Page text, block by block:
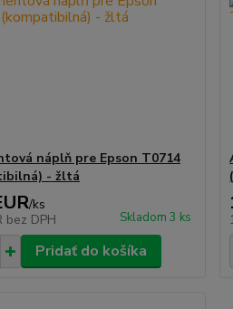
náplň pre Epson T0714
- žltá
/ks
bez DPH Skladom 3 ks
Pridať do košíka